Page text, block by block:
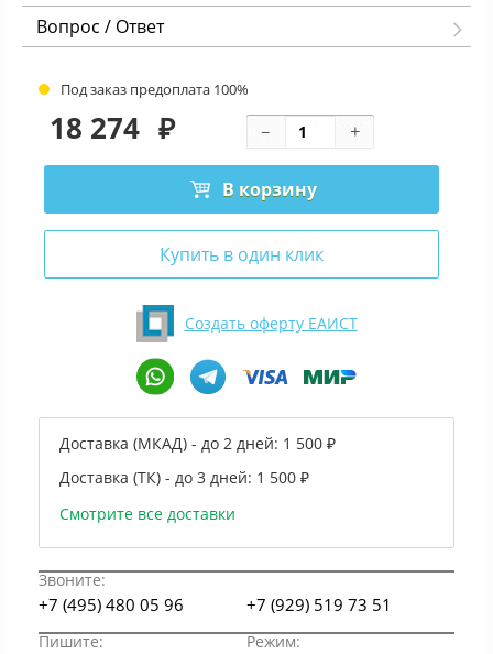
Вопрос / Ответ
Под заказ предоплата 100%
18 274 ₽
В корзину
Купить в один клик
Создать оферту ЕАИСТ
Доставка (МКАД) - до 2 дней: 1 500 ₽
Доставка (ТК) - до 3 дней: 1 500 ₽
Смотрите все доставки
Звоните:
+7 (495) 480 05 96 +7 (929) 519 73 51
Пишите: Режим: